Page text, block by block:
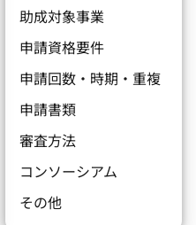
助成対象事業
申請資格要件
申請回数・時期・重複
申請書類
審査方法
コンソーシアム
その他